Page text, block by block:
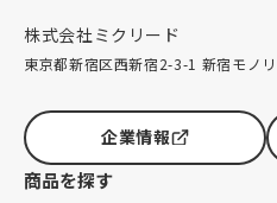
株式会社ミクリード
東京都新宿区西新宿2-3-1 新宿モノ
企業情報
商品を探す